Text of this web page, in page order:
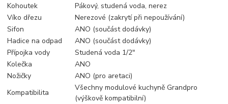
Kohoutek
Pákový, studená voda, nerez
Víko dřezu
Nerezové (zakrytí při nepoužívání)
Sifon
ANO (součást dodávky)
Hadice na odpad
ANO (součást dodávky)
Přípojka vody
Studená voda 1/2"
Kolečka
ANO
Nožičky
ANO (pro aretaci)
Kompatibilita
Všechny modulové kuchyně Grandpro
(výškově kompatibilní)